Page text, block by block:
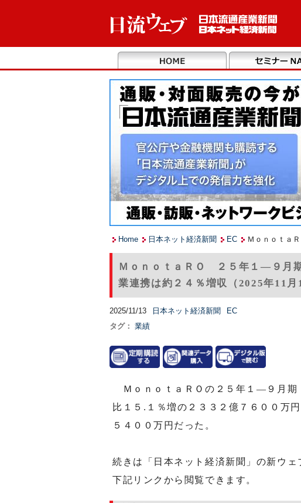
Home 日本ネット経済新聞 EC Ｍｏｎｏｔａ
ＭｏｎｏｔａＲＯ ２５年１―９月
業連携は約２４％増収（2025年11月
2025/11/13 日本ネット経済新聞
EC
タグ： 業績
ＭｏｎｏｔａＲＯの２５年１―９月期
比１５.１％増の２３３２億７６００万
５４００万円だった。
続きは「日本ネット経済新聞」の新ウェ
下記リンクから閲覧できます。